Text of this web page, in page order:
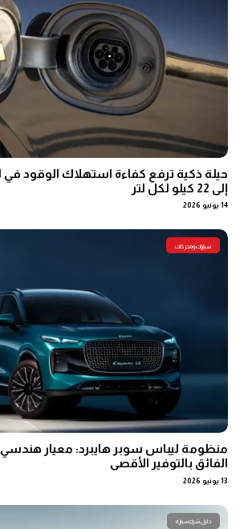
حيلة ذكية ترفع كفاءة استهلاك الوقود في
إلى 22 كيلو لكل لتر
14 يونيو 2026
سيارات ومحركات
منظومة ليباس سوبر هايبرد: معيار هندسي
الفائق بالتوفير الأقصى
13 يونيو 2026
دليل شراء سيارة